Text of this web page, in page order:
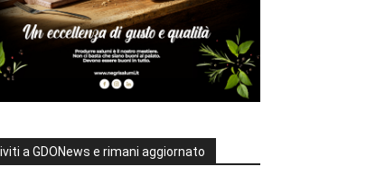
a GDONews e rimani aggiornato